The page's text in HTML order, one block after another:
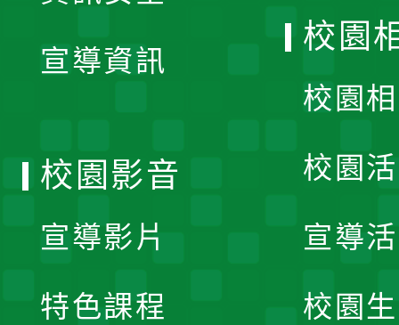
宣導資訊
校園
校園
校園
宣導
校園
校園影音
宣導影片
特色課程